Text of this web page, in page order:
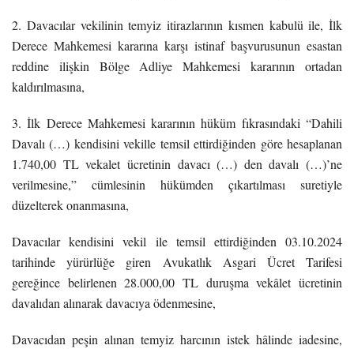
2. Davacılar vekilinin temyiz itirazlarının kısmen kabulü ile, İlk
Derece Mahkemesi kararına karşı istinaf başvurusunun esastan
reddine ilişkin Bölge Adliye Mahkemesi kararının ortadan
kaldırılmasına,
3. İlk Derece Mahkemesi kararının hüküm fıkrasındaki “Dahili
Davalı (…) kendisini vekille temsil ettirdiğinden göre hesaplanan
1.740,00 TL vekalet ücretinin davacı (…) den davalı (…)’ne
verilmesine,” cümlesinin hükümden çıkartılması suretiyle
düzelterek onanmasına,
Davacılar kendisini vekil ile temsil ettirdiğinden 03.10.2024
tarihinde yürürlüğe giren Avukatlık Asgari Ücret Tarifesi
gereğince belirlenen 28.000,00 TL duruşma vekâlet ücretinin
davalıdan alınarak davacıya ödenmesine,
Davacıdan peşin alınan temyiz harcının istek hâlinde iadesine,